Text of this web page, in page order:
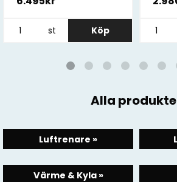
st Köp
Alla
Luftrenare »
Värme & Kyla »